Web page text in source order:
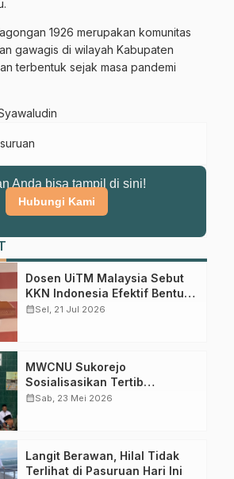
WhatsApp NU
Pasuruan
kajian, dan berita terbaru langsung dari
resmi NU Pasuruan.
1926 merupakan komunitas
gawagis di wilayah Kabupaten
terbentuk sejak masa pandemi
Anda bisa tampil di sini!
Hubungi Kami
Dosen UiTM Malaysia Sebut
KKN Indonesia Efektif Bentuk
Karakter Mahasiswa
calendar_monthSel, 21 Jul 2026
MWCNU Sukorejo
Sosialisasikan Tertib
Administrasi dalam Istighotsah
calendar_monthSab, 23 Mei 2026
Langit Berawan, Hilal Tidak
Terlihat di Pasuruan Hari Ini